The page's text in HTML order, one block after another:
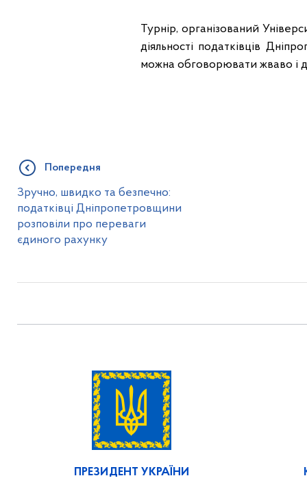
Турнір, організований
діяльності податківців
можна обговорювати жваво і
Попередня
Зручно, швидко та безпечно:
податківці Дніпропетровщини
розповіли про переваги
єдиного рахунку
ПРЕЗИДЕНТ УКРАЇНИ